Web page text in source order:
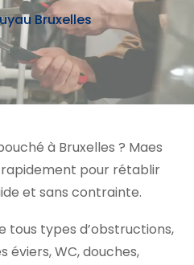
Bruxelles
à Bruxelles ? Maes
pour rétablir
et sans contrainte.
tous types d’obstructions,
éviers, WC, douches,